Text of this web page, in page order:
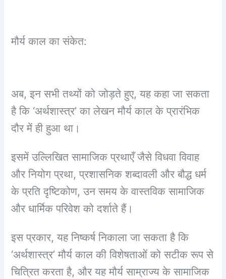
मौर्य काल का संकेत:
अब, इन सभी तथ्यों को जोड़ते हुए, यह कहा जा सकता
है कि ‘अर्थशास्त्र’ का लेखन मौर्य काल के प्रारंभिक
दौर में ही हुआ था।
इसमें उल्लिखित सामाजिक प्रथाएँ जैसे विधवा विवाह
और नियोग प्रथा, प्रशासनिक शब्दावली और बौद्ध धर्म
के प्रति दृष्टिकोण, उन समय के वास्तविक सामाजिक
और धार्मिक परिवेश को दर्शाते हैं।
इस प्रकार, यह निष्कर्ष निकाला जा सकता है कि
‘अर्थशास्त्र’ मौर्य काल की विशेषताओं को सटीक रूप से
चित्रित करता है, और यह मौर्य साम्राज्य के सामाजिक